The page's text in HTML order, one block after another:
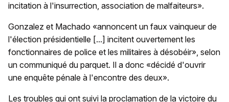
incitation à l'insurrection, association de malfaiteurs».
Gonzalez et Machado «annoncent un faux vainqueur de
l'élection présidentielle [...] incitent ouvertement les
fonctionnaires de police et les militaires à désobéir», selon
un communiqué du parquet. Il a donc «décidé d'ouvrir
une enquête pénale à l'encontre des deux».
Les troubles qui ont suivi la proclamation de la victoire du